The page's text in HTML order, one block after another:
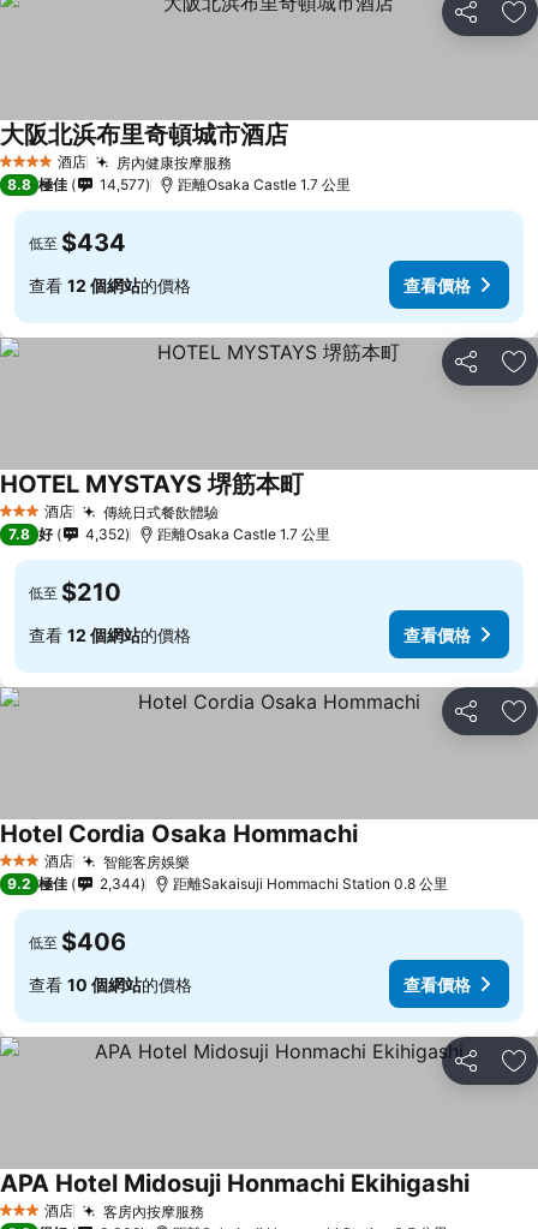
分享 放
4 星級 酒店 房內健康按摩服務
大阪北浜布里奇頓城市酒店
8.8 極佳 14,577 距離Osaka Castle 1.7 公里
低至 $434
查看 12 個網站的價格 查看價格
分享 放
3 星級 酒店 傳統日式餐飲體驗查看價格
HOTEL MYSTAYS 堺筋本町
7.8 好 4,352 距離Osaka Castle 1.7 公里
低至 $210
查看 12 個網站的價格 查看價格
分享 放
3 星級 酒店 智能客房娛樂
Hotel Cordia Osaka Hommachi查看價格
9.2 極佳 2,344 距離Sakaisuji Hommachi Station 0.8 公里
低至 $406
查看 10 個網站的價格 查看價格
分享 放
3 星級 酒店 客房內按摩服務
APA Hotel Midosuji Honmachi Ekihigashi查看價